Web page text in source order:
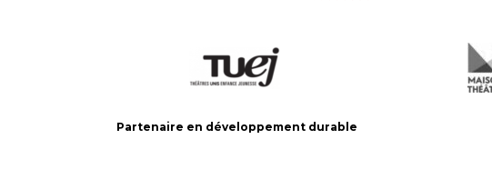
Partenaire en développement durable